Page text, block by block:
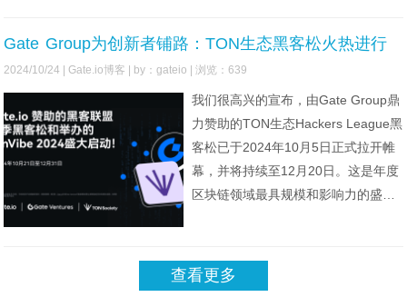
1,500 名与会者，这标志着去中心化
Gate Group为创新者铺路：TON生态黑客松火热进行
中，至高300万美元奖池
2024/10/24 |Gate.io博客 | by：gateio | 浏览：639
我们很高兴的宣布，由Gate Group鼎
力赞助的TON生态Hackers League黑
客松已于2024年10月5日正式拉开帷
幕，并将持续至12月20日。这是年度
区块链领域最具规模和影响力的盛会
业者和技术团队，推动TON生态的创
新与技术突破。立即参与活动期间，
查看更多